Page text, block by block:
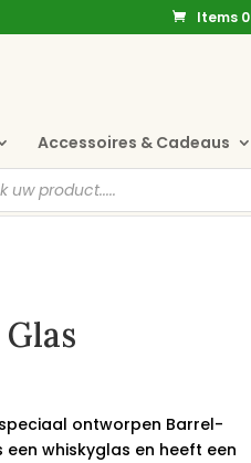
Items 0
Accessoires & Cadeaus
ontworpen Barrel-
whiskyglas en heeft een